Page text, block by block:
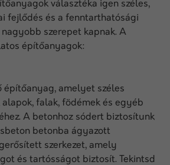
választéka igen széles,
fejlődés és a fenntarthatósági
szerepet kapnak. A
építőanyagok:
építőanyag, amelyet széles
alapok, falak, födémek és egyéb
A betonhoz sódert biztosítunk
betonba ágyazott
szerkezet, amely
és tartósságot biztosít. Tekintsd